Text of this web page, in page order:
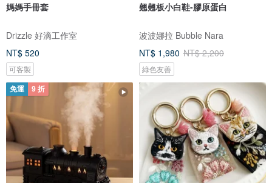
媽媽手冊套
Drizzle 好滴工作室
NT$ 520
可客製
翹翹板小白鞋-膠原蛋白
波波娜拉 Bubble Nara
NT$ 1,980 NT$ 2,200
綠色友善
免運 9 折